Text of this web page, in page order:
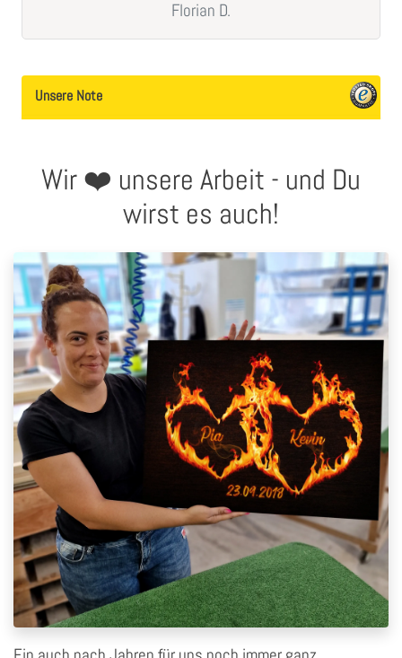
AngelikaF.
Unsere Note
Wir ❤️ unsere Arbeit - und Du
wirst es auch!